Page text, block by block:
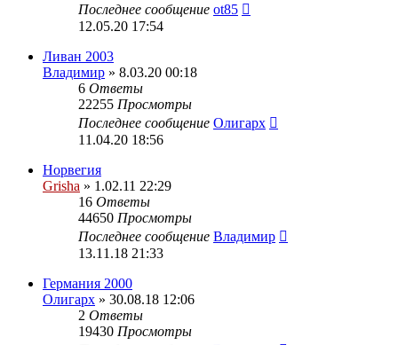
Последнее сообщение ot85
12.05.20 17:54
Ливан 2003
Владимир » 8.03.20 00:18
6 Ответы
22255 Просмотры
Последнее сообщение Олигарх
11.04.20 18:56
Норвегия
Grisha » 1.02.11 22:29
16 Ответы
44650 Просмотры
Последнее сообщение Владимир
13.11.18 21:33
Германия 2000
Олигарх » 30.08.18 12:06
2 Ответы
19430 Просмотры